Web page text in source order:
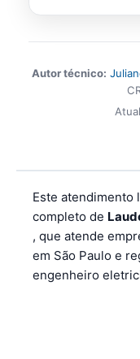
Autor técnico:
Este atendimento
completo de
, que atende
em São Paulo e
engenheiro